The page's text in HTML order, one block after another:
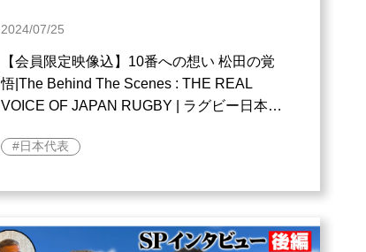
2024/07/25
【会員限定映像込】10番への想い 松田の覚
悟|The Behind The Scenes : THE REAL
VOICE OF JAPAN RUGBY | ラグビー日本代
日本代表